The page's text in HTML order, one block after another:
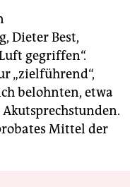
Dieter Best,
gegriffen“.
„zielführend“,
belohnten, etwa
Mittel der